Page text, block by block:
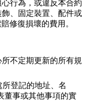
行為，或違反本合約
、固定裝置、配件或
修復損壞的費用。
不定期更新的所有規
登記的地址、名
董事或其他事項的實